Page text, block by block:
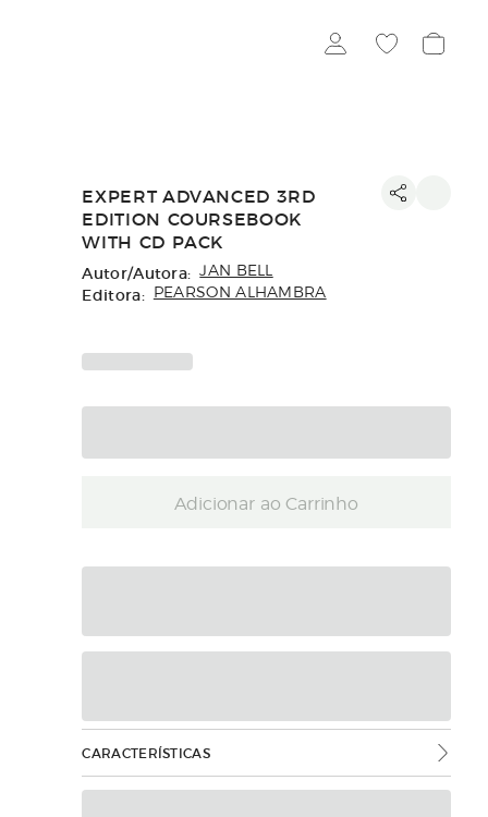
EXPERT ADVANCED 3RD
EDITION COURSEBOOK
WITH CD PACK
Autor/Autora: JAN BELL
Editora: PEARSON ALHAMBRA
Adicionar ao Carrinho
CARACTERÍSTICAS